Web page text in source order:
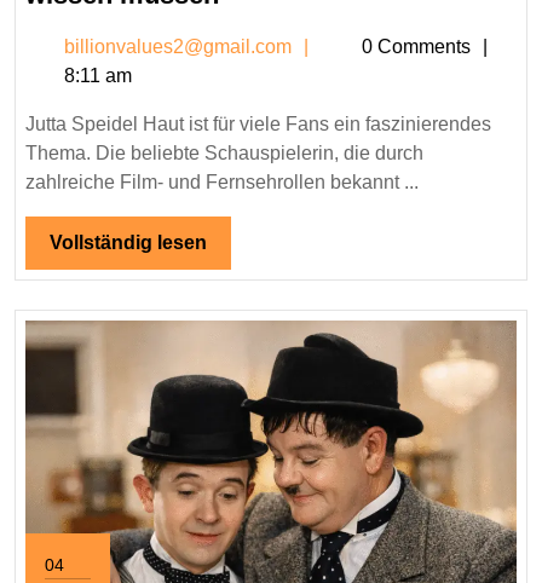
Haut:
was
Sie
wissen
müssen
billionvalues2@gmail.com
0 Comments
8:11 am
Jutta Speidel Haut ist für viele Fans ein faszinierendes
Thema. Die beliebte Schauspielerin, die durch
zahlreiche Film- und Fernsehrollen bekannt ...
Vollständig lesen
lesen
04